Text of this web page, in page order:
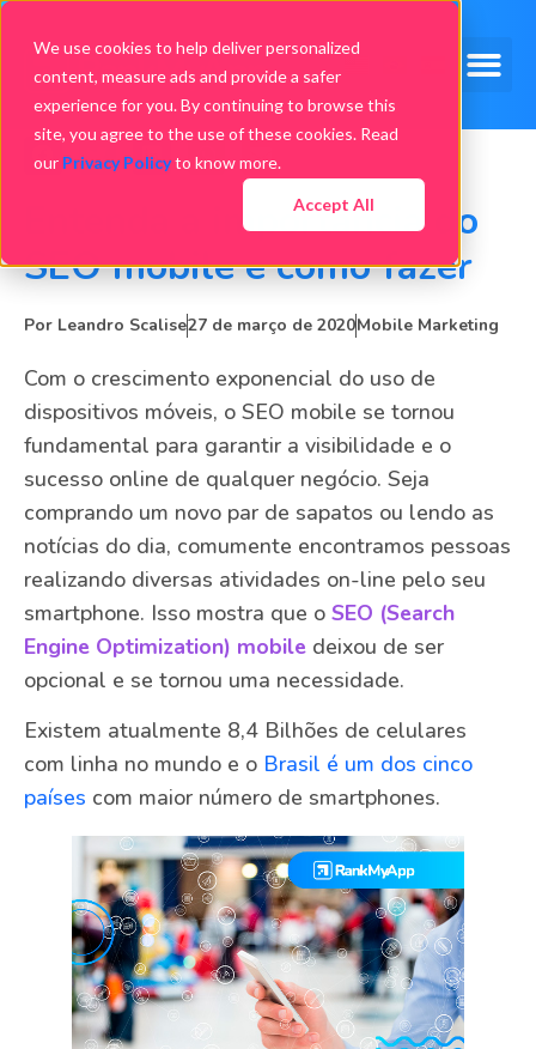
We use cookies to help deliver personalized
content, measure ads and provide a safer
experience for you. By continuing to browse this
site, you agree to the use of these cookies. Read
our Privacy Policyto know more.
Accept All
Entenda a importância do
SEO mobile e como fazer
Por Leandro Scalise27 de março de 2020Mobile Marketing
Com o crescimento exponencial do uso de
dispositivos móveis, o SEO mobile se tornou
fundamental para garantir a visibilidade e o
sucesso online de qualquer negócio. Seja
comprando um novo par de sapatos ou lendo as
notícias do dia, comumente encontramos pessoas
realizando diversas atividades on-line pelo seu
smartphone. Isso mostra que o SEO (Search
Engine Optimization) mobile deixou de ser
opcional e se tornou uma necessidade.
Existem atualmente 8,4 Bilhões de celulares
com linha no mundo e o Brasil é um dos cinco
países com maior número de smartphones.